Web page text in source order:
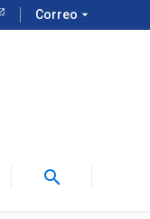
Correo arrow_drop_down
search